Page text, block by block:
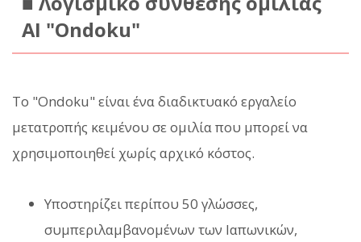
AI "Ondoku"
Το "Ondoku" είναι ένα διαδικτυακό εργαλείο
μετατροπής κειμένου σε ομιλία που μπορεί να
χρησιμοποιηθεί χωρίς αρχικό κόστος.
Υποστηρίζει περίπου 50 γλώσσες,
συμπεριλαμβανομένων των Ιαπωνικών,